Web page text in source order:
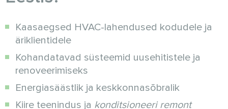
Kaasaegsed HVAC-lahendused kodudele ja
äriklientidele
Kohandatavad süsteemid uusehitistele ja
renoveerimiseks
Energiasäästlik ja keskkonnasõbralik
Kiire teenindus ja konditsioneeri remont